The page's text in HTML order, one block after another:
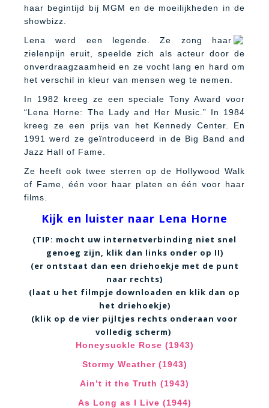
haar begintijd bij MGM en de moeilijkheden in de
showbizz.
Lena werd een legende. Ze zong haar
zielenpijn eruit, speelde zich als acteur door de
onverdraagzaamheid en ze vocht lang en hard om
het verschil in kleur van mensen weg te nemen.
In 1982 kreeg ze een speciale Tony Award voor
“Lena Horne: The Lady and Her Music.” In 1984
kreeg ze een prijs van het Kennedy Center. En
1991 werd ze geïntroduceerd in de Big Band and
Jazz Hall of Fame.
Ze heeft ook twee sterren op de Hollywood Walk
of Fame, één voor haar platen en één voor haar
films.
Kijk en luister naar Lena Horne
(TIP: mocht uw internetverbinding niet snel
genoeg zijn, klik dan links onder op II)
(er ontstaat dan een driehoekje met de punt
naar rechts)
(laat u het filmpje downloaden en klik dan op
het driehoekje)
(klik op de vier pijltjes rechts onderaan voor
volledig scherm)
Honeysuckle Rose (1943)
Stormy Weather (1943)
Ain’t it the Truth (1943)
As Long as I Live (1944)